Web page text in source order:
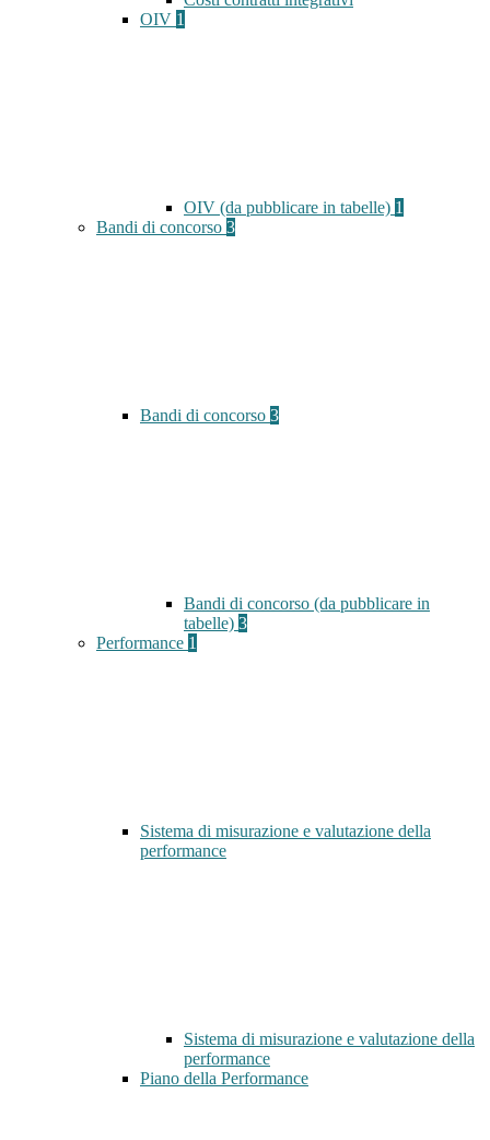
OIV 1
OIV (da pubblicare in tabelle) 1
Bandi di concorso 3
Bandi di concorso 3
Bandi di concorso (da pubblicare in
tabelle) 3
Performance 1
Sistema di misurazione e valutazione della
performance
Sistema di misurazione e valutazione della
performance
Piano della Performance